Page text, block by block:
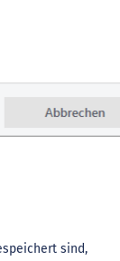
sind,